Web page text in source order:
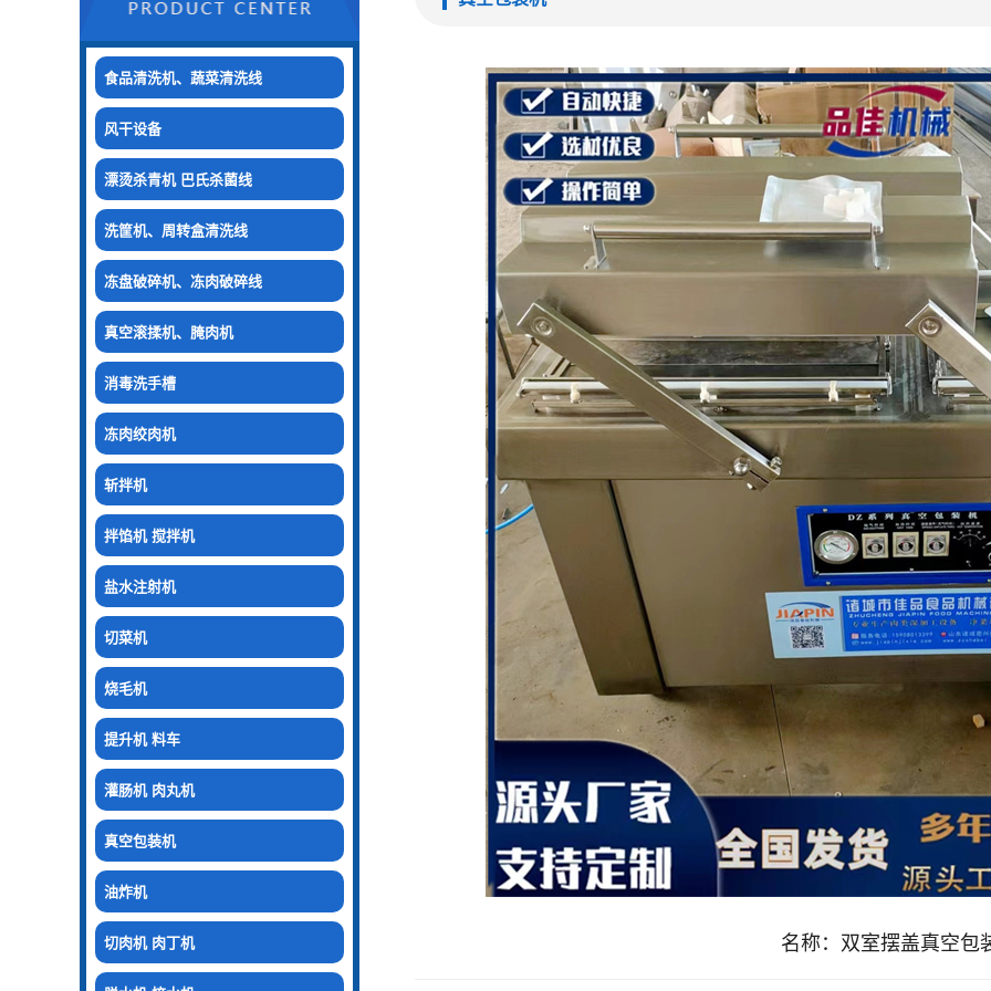
食品清洗机、蔬菜清洗线
风干设备
漂烫杀青机 巴氏杀菌线
洗筐机、周转盒清洗线
冻盘破碎机、冻肉破碎线
真空滚揉机、腌肉机
消毒洗手槽
冻肉绞肉机
斩拌机
拌馅机 搅拌机
盐水注射机
切菜机
烧毛机
提升机 料车
灌肠机 肉丸机
真空包装机
油炸机
切肉机 肉丁机 名称： 双室摆盖真空包